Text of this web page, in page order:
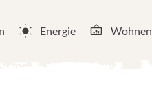
Energie Wohnen